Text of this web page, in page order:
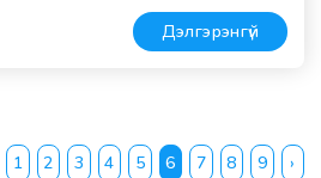
Дэлгэрэнгүй
1 2 3 4 5 6 7 8 9 ›